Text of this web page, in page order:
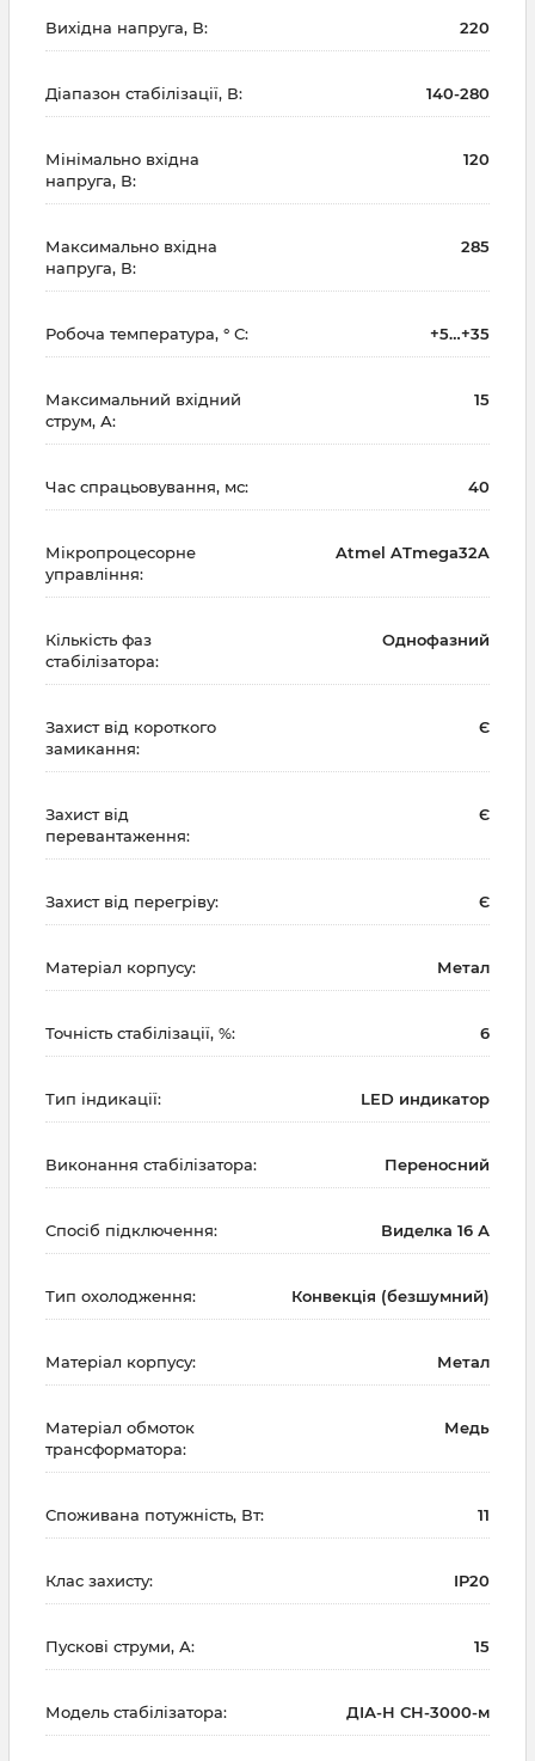
Вихідна напруга, В: 220
Діапазон стабілізації, В: 140-280
Мінімально вхідна
напруга, В:
120
Максимально вхідна
напруга, В:
285
Робоча температура, ° С: +5…+35
Максимальний вхідний
струм, А:
15
Час спрацьовування, мс: 40
Мікропроцесорне
управління:
Atmel ATmega32A
Кількість фаз
стабілізатора:
Однофазний
Захист від короткого
замикання:
Є
Захист від
перевантаження:
Є
Захист від перегріву: Є
Матеріал корпусу: Метал
Точність стабілізації, %: 6
Тип індикації: LED индикатор
Виконання стабілізатора: Переносний
Спосіб підключення: Виделка 16 А
Тип охолодження: Конвекція (безшумний)
Матеріал корпусу: Метал
Матеріал обмоток
трансформатора:
Медь
Споживана потужність, Вт: 11
Клас захисту: IP20
Пускові струми, А: 15
Модель стабілізатора: ДІА-Н СН-3000-м